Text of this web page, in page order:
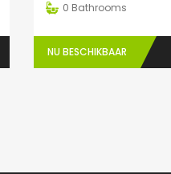
0 Bathrooms
NU BESCHIKBAAR